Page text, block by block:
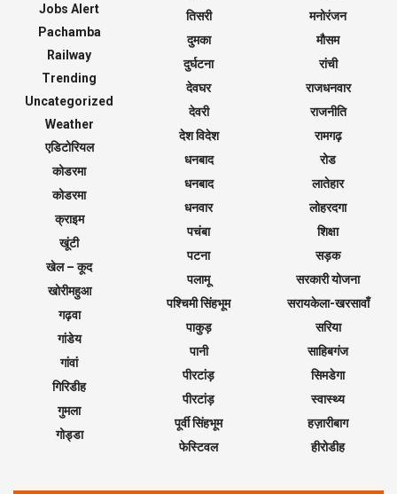
Jobs Alert
Pachamba
Railway
Trending
Uncategorized
Weather
एडिटोरियल
कोडरमा
कोडरमा
क्राइम
खूंटी
खेल – कूद
खोरीमहुआ
गढ़वा
गांडेय
गांवां
गिरिडीह
गुमला
गोड्डा
तिसरी
दुमका
दुर्घटना
देवघर
देवरी
देश विदेश
धनबाद
धनबाद
धनवार
पचंबा
पटना
पलामू
पश्चिमी सिंहभूम
पाकुड़
पानी
पीरटांड़
पीरटांड़
पूर्वी सिंहभूम
फेस्टिवल
मनोरंजन
मौसम
रांची
राजधनवार
राजनीति
रामगढ़
रोड
लातेहार
लोहरदगा
शिक्षा
सड़क
सरकारी योजना
सरायकेला-खरसावाँ
सरिया
साहिबगंज
सिमडेगा
स्वास्थ्य
हज़ारीबाग
हीरोडीह